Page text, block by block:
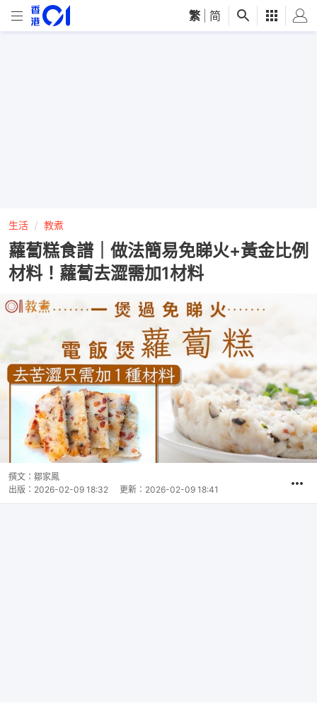
繁 简
生活 教煮
蘿蔔糕食譜｜做法簡易免睇火+黃金比例
材料！蘿蔔去澀需加1材料
撰文： 鄒家鳳
出版： 2026-02-09 18:32 更新： 2026-02-09 18:41